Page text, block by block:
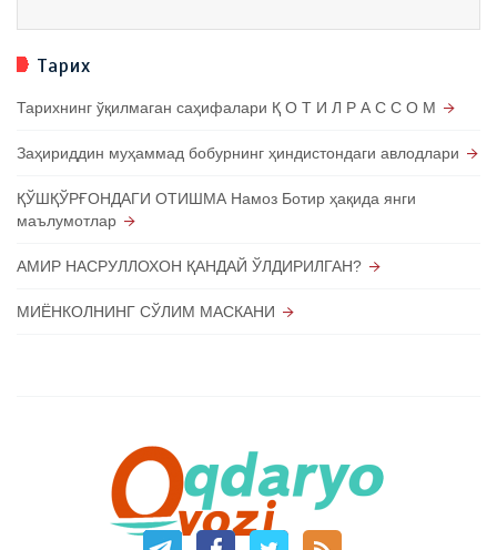
Тарих
Тарихнинг ўқилмаган саҳифалари Қ О Т И Л Р А С С О М
Заҳириддин муҳаммад бобурнинг ҳиндистондаги авлодлари
ҚЎШҚЎРҒОНДАГИ ОТИШМА Намоз Ботир ҳақида янги
маълумотлар
АМИР НАСРУЛЛОХОН ҚАНДАЙ ЎЛДИРИЛГАН?
МИЁНКОЛНИНГ СЎЛИМ МАСКАНИ